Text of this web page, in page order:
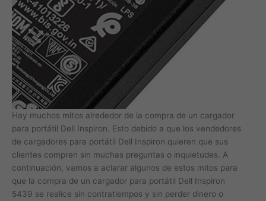
Hay muchos mitos alrededor de la compra de un cargador
para portátil Dell Inspiron. Esto debido a que los vendedores
de cargadores para portátil Dell Inspiron quieren que sus
clientes compren sin muchas preguntas o inquietudes. A
continuación, vamos a aclarar algunos de estos mitos para
que la compra de un cargador para portátil Dell Inspiron
5439 se realice sin contratiempos y sin perder dinero o